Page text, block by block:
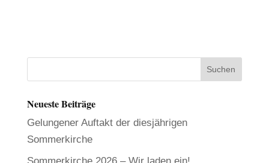
Neueste Beiträge
Gelungener Auftakt der diesjährigen
Sommerkirche